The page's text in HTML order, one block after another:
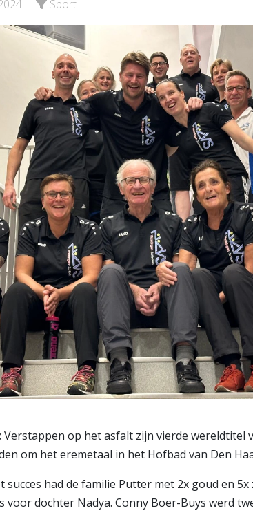
Sport
Verstappen op het asfalt zijn vierde wereldtitel
om het eremetaal in het Hofbad van Den
succes had de familie Putter met 2x goud en
voor dochter Nadya. Conny Boer-Buys werd